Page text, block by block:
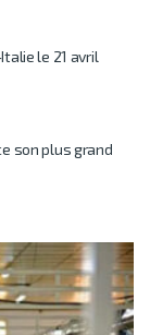
le 21 avril
son plus grand